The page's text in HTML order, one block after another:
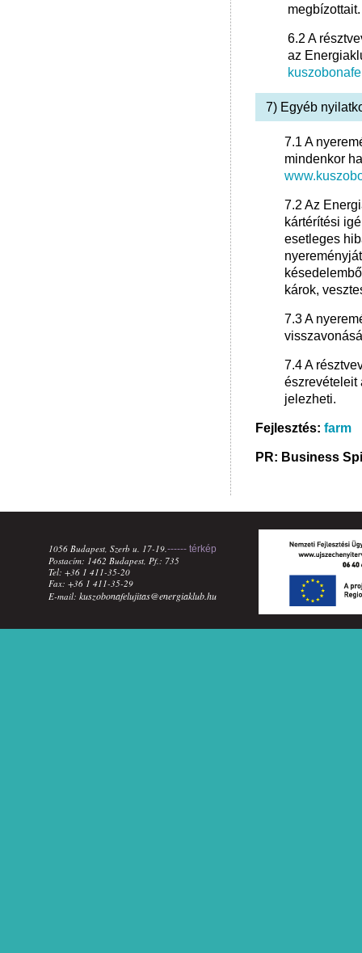
megbízottait.
6.2 A
az
7) Egyéb
7.1 A
mindenkor
7.2 Az
kártérítési
esetleges
károk,
7.3 A
7.4 A
észrevételeit
jelezheti.
Fejlesztés: farm
PR: Business
1056 Budapest, Szerb u. 17-19.------ térkép
Postacím: 1462 Budapest, Pf.: 735
Tel: +36 1 411-35-20
Fax: +36 1 411-35-29
E-mail: kuszobonafelujitas@energiaklub.hu